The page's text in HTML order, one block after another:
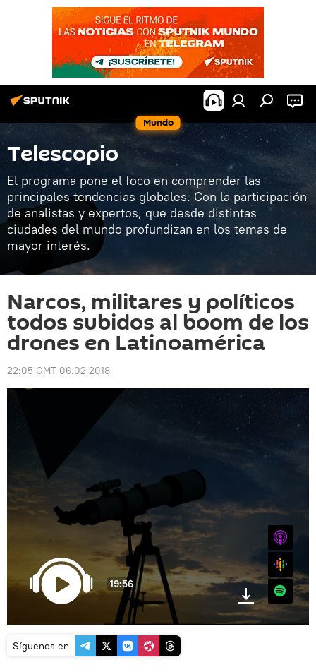
Mundo
Telescopio
El programa pone el foco en comprender las
principales tendencias globales. Con la participación
de analistas y expertos, que desde distintas
ciudades del mundo profundizan en los temas de
mayor interés.
Narcos, militares y políticos
todos subidos al boom de los
drones en Latinoamérica
22:05 GMT 06.02.2018
19:56
Google
Spotify
Síguenos en